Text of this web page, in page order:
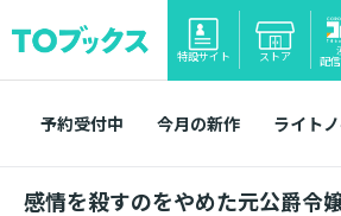
特設サイト ストア 配
予約受付中 今月の新作 ライト
感情を殺すのをやめた元公爵令